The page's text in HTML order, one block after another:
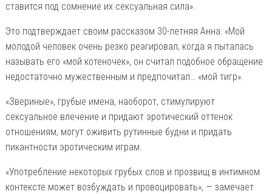
ставится под сомнение их сексуальная сила».
Это подтверждает своим рассказом 30-летняя Анна: «Мой
молодой человек очень резко реагировал, когда я пыталась
называть его «мой котеночек», он считал подобное обращение
недостаточно мужественным и предпочитал… «мой тигр».
«Звериные», грубые имена, наоборот, стимулируют
сексуальное влечение и придают эротический оттенок
отношениям, могут оживить рутинные будни и придать
пикантности эротическим играм.
«Употребление некоторых грубых слов и прозвищ в интимном
контексте может возбуждать и провоцировать», — замечает